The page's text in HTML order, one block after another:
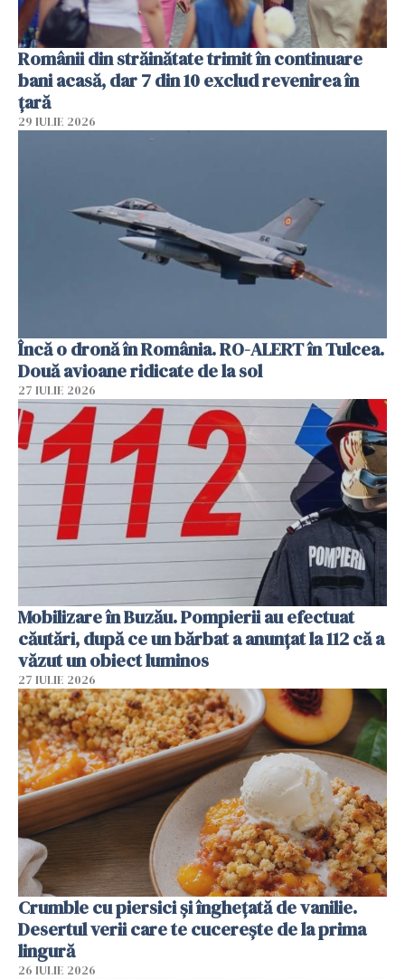
Românii din străinătate trimit în continuare
bani acasă, dar 7 din 10 exclud revenirea în
țară
29 IULIE 2026
Încă o dronă în România. RO-ALERT în Tulcea.
Două avioane ridicate de la sol
27 IULIE 2026
Mobilizare în Buzău. Pompierii au efectuat
căutări, după ce un bărbat a anunțat la 112 că a
văzut un obiect luminos
27 IULIE 2026
Crumble cu piersici și înghețată de vanilie.
Desertul verii care te cucerește de la prima
lingură
26 IULIE 2026